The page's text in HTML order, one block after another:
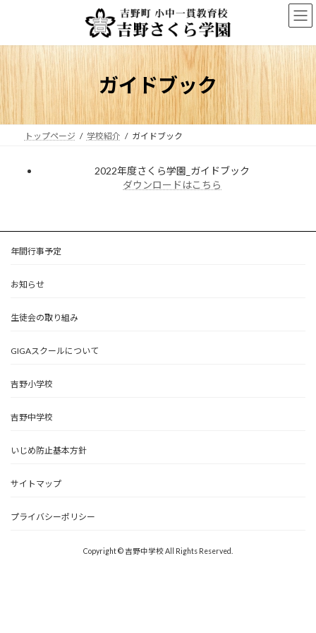
ン
ツ
へ
ス
キ
ー
シ
ョ
ン
に
ガイドブック
トップページ 学校紹介 ガイドブック
2022年度さくら学園_ガイドブック
ダウンロードはこちら
年間行事予定
お知らせ
生徒会の取り組み
GIGAスクールについて
吉野小学校
吉野中学校
いじめ防止基本方針
サイトマップ
プライバシーポリシー
Copyright © 吉野中学校 All Rights Reserved.